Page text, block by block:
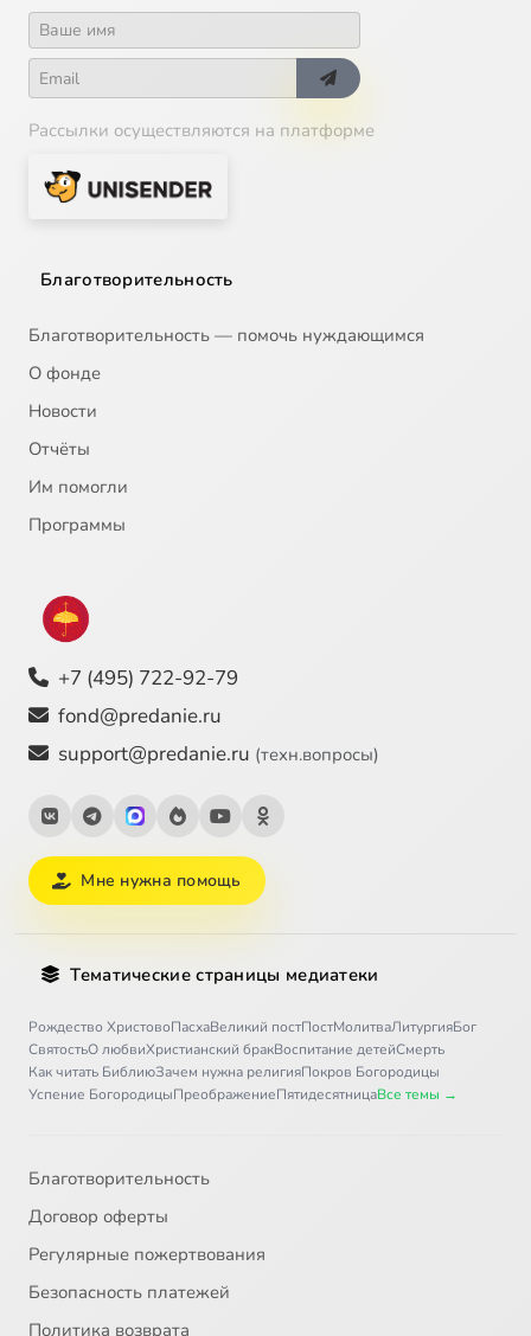
Рассылки осуществляются на платформе
Благотворительность
Благотворительность — помочь нуждающимся
О фонде
Новости
Отчёты
Им помогли
Программы
+7 (495) 722-92-79
fond@predanie.ru
support@predanie.ru (техн.вопросы)
Мне нужна помощь
Тематические страницы медиатеки
Рождество ХристовоПасхаВеликий постПостМолитваЛитургияБог
СвятостьО любвиХристианский бракВоспитание детейСмерть
Как читать БиблиюЗачем нужна религияПокров Богородицы
Успение БогородицыПреображениеПятидесятницаВсе темы →
Благотворительность
Договор оферты
Регулярные пожертвования
Безопасность платежей
Политика возврата